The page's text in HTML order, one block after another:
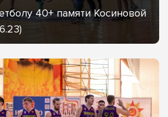
40+ памяти Косиновой